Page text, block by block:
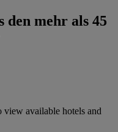
den mehr als 45
view available hotels and